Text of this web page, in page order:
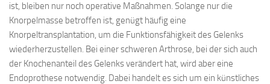
ist, bleiben nur noch operative Maßnahmen. Solange nur die
Knorpelmasse betroffen ist, genügt häufig eine
Knorpeltransplantation, um die Funktionsfähigkeit des Gelenks
wiederherzustellen. Bei einer schweren Arthrose, bei der sich auch
der Knochenanteil des Gelenks verändert hat, wird aber eine
Endoprothese notwendig. Dabei handelt es sich um ein künstliches